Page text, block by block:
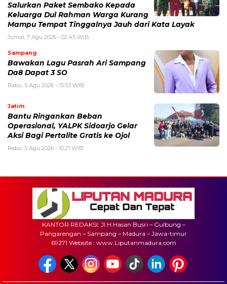
Salurkan Paket Sembako Kepada
Keluarga Dul Rahman Warga Kurang
Mampu Tempat Tinggalnya Jauh dari Kata Layak
Jumat, 7 Agu 2026 - 02:45 WIB
Sampang
Bawakan Lagu Pasrah Ari Sampang
Da8 Dapat 3 SO
Rabu, 5 Agu 2026 - 15:53 WIB
Jatim
Bantu Ringankan Beban
Operasional, YALPK Sidoarjo Gelar
Aksi Bagi Pertalite Gratis ke Ojol
Rabu, 5 Agu 2026 - 10:21 WIB
KANTOR REDAKSI: Jl H.Hasan Busri – Gulbung –
Pangarengan – Sampang – Madura – Jawa-timur
69271 Website : www.Liputanmadura.com